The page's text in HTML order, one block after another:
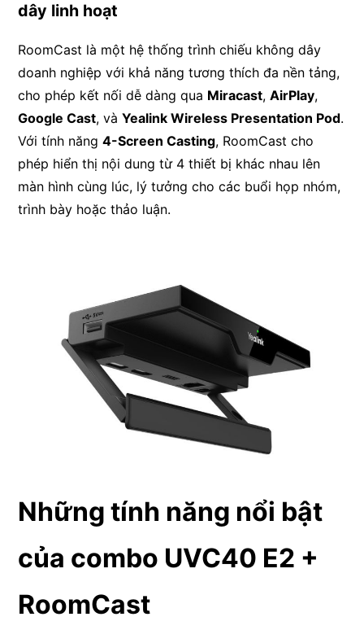
dây linh hoạt
RoomCast là một hệ thống trình chiếu không dây
doanh nghiệp với khả năng tương thích đa nền tảng,
cho phép kết nối dễ dàng qua Miracast,AirPlay,
Google Cast, vàYealink Wireless Presentation Pod.
Với tính năng4-Screen Casting, RoomCast cho
phép hiển thị nội dung từ 4 thiết bị khác nhau lên
màn hình cùng lúc, lý tưởng cho các buổi họp nhóm,
trình bày hoặc thảo luận.
Những tính năng nổi bật
của combo UVC40 E2 +
RoomCast